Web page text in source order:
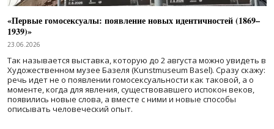
«Первые гомосексуалы: появление новых идентичностей (1869–
1939)»
23.06.2026
Так называется выставка, которую до 2 августа можно увидеть в
Художественном музее Базеля (Kunstmuseum Basel). Сразу скажу:
речь идет не о появлении гомосексуальности как таковой, а о
моменте, когда для явления, существовавшего испокон веков,
появились новые слова, а вместе с ними и новые способы
описывать человеческий опыт.